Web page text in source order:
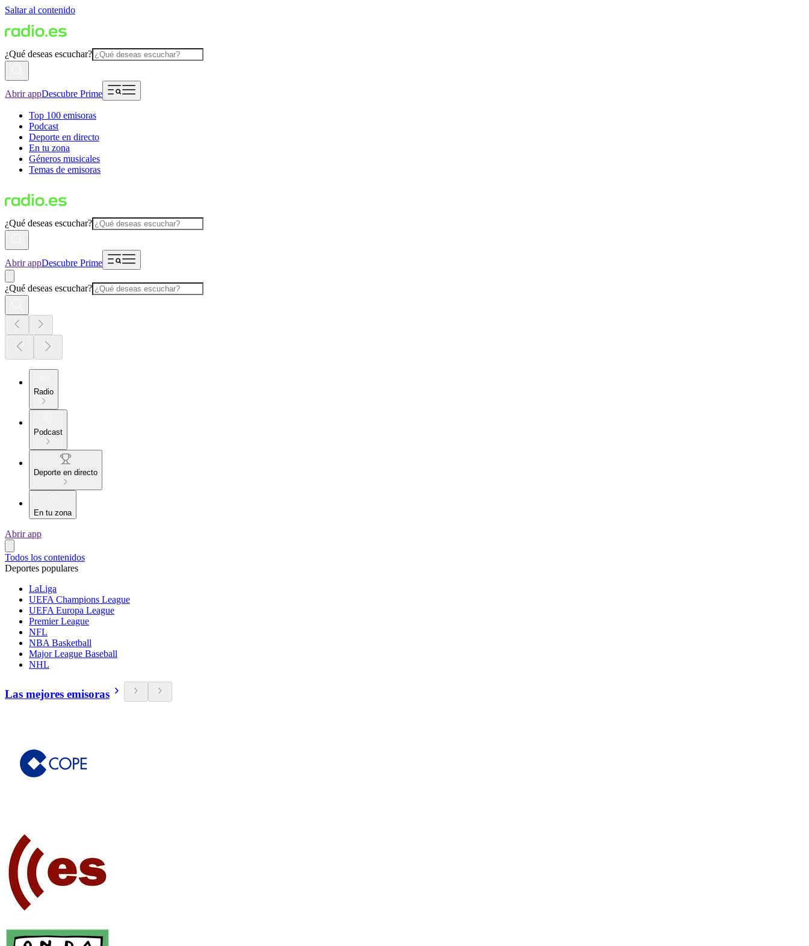
Saltar al contenido
¿Qué deseas escuchar?
Abrir appDescubre Prime
Top 100 emisoras
Podcast
Deporte en directo
En tu zona
Géneros musicales
Temas de emisoras
¿Qué deseas escuchar?
Abrir appDescubre Prime
¿Qué deseas escuchar?
Radio
Podcast
Deporte en directo
En tu zona
Abrir app
Todos los contenidos
Deportes populares
LaLiga
UEFA Champions League
UEFA Europa League
Premier League
NFL
NBA Basketball
Major League Baseball
NHL
Las mejores emisoras